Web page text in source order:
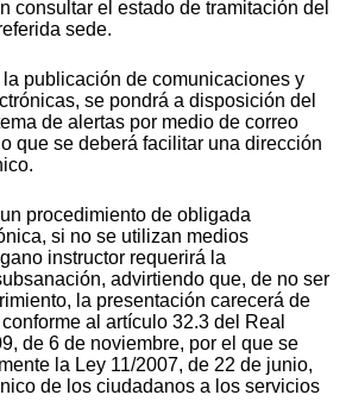
consultar el estado de tramitación del
sede.
publicación de comunicaciones y
se pondrá a disposición del
de alertas por medio de correo
que se deberá facilitar una dirección
procedimiento de obligada
si no se utilizan medios
instructor requerirá la
advirtiendo que, de no ser
la presentación carecerá de
al artículo 32.3 del Real
de 6 de noviembre, por el que se
la Ley 11/2007, de 22 de junio,
de los ciudadanos a los servicios